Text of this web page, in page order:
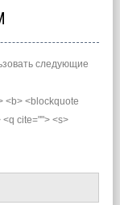
следующие
<b> <blockquote
cite=""> <s>